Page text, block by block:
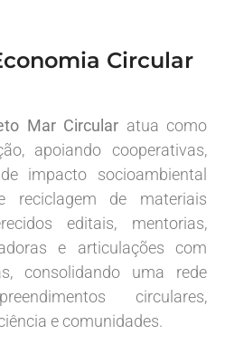
Circular
Mar Circular atua como
apoiando cooperativas,
impacto socioambiental
reciclagem de materiais
editais, mentorias,
e articulações com
consolidando uma rede
circulares,
e comunidades.